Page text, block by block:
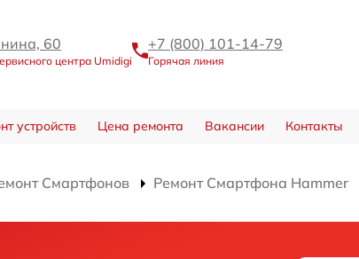
60
центра Umidigi
+7 (800) 101-14-79
Горячая линия
устройств Цена ремонта Вакансии Контакты
Смартфонов Ремонт Смартфона Hammer